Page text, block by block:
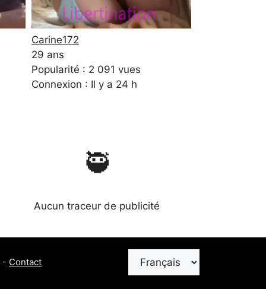
Carine172
29 ans
Popularité : 2 091 vues
Connexion : Il y a 24 h
🥷
Aucun traceur de publicité
une
- Contact